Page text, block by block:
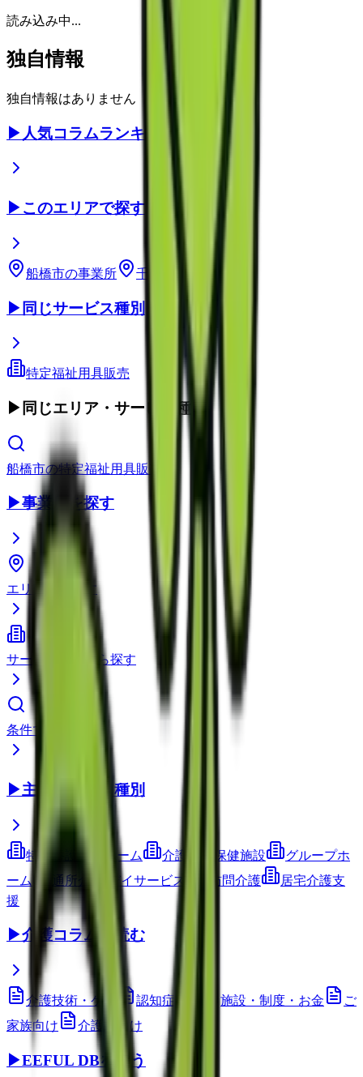
読み込み中...
独自情報
独自情報はありません
▶ 人気コラムランキング
▶このエリアで探す
船橋市の事業所 千葉県 の事業所
▶ 同じサービス種別
特定福祉用具販売
▶ 同じエリア・サービス種別
船橋市の特定福祉用具販売
▶事業所を探す
エリアから探す
サービス種別から探す
条件で検索
▶主要サービス種別
特別養護老人ホーム 介護老人保健施設
グループホ
ーム
通所介護(デイサービス) 訪問介護
居宅介護支
援
▶介護コラムを読む
介護技術・ケア 認知症ケア 施設・制度・お金
ご
家族向け
介護職向け
▶EEFUL DBを使う